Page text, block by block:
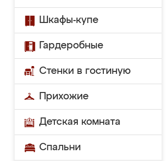
Шкафы-купе
Гардеробные
Стенки в гостиную
Прихожие
Детская комната
Спальни